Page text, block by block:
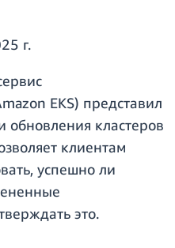
г.
EKS) представил
кластеров
клиентам
успешно ли
это.